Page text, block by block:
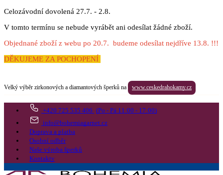
Celozávodní dovolená 27.7. - 2.8.
V tomto termínu se nebude vyrábět ani odesílat žádné zboží.
Objednané zboží z webu po 20.7. budeme odesílat nejdříve 13.8. !!!
DĚKUJEME ZA POCHOPENÍ
Velký výběr zirkonových a diamantových šperků na www.ceskedrahokamy.cz
+420 725 535 406 (Po - Pá 11:00 - 17:00)
info@bohemiagarnet.cz
Doprava a platba
Osobní odběr
Naše výroba šperků
Kontakty